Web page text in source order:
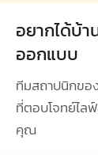
อยากได้บ้า
ออกแบบ
ทีมสถาปนิกขอ
ที่ตอบโจทย์ไล
คุณ